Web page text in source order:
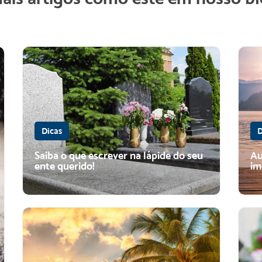
Dicas
Saiba o que escrever na lápide do seu
ente querido!